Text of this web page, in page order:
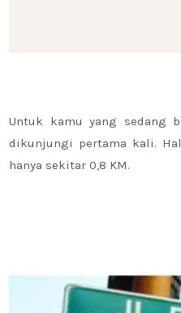
Untuk kamu yang sedang
dikunjungi pertama kali.
hanya sekitar 0,8 KM.